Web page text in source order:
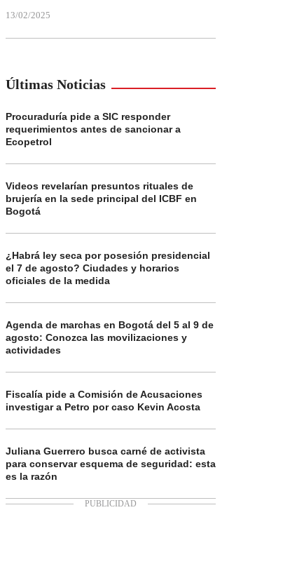
13/02/2025
Últimas Noticias
Procuraduría pide a SIC responder
requerimientos antes de sancionar a
Ecopetrol
Videos revelarían presuntos rituales de
brujería en la sede principal del ICBF en
Bogotá
¿Habrá ley seca por posesión presidencial
el 7 de agosto? Ciudades y horarios
oficiales de la medida
Agenda de marchas en Bogotá del 5 al 9 de
agosto: Conozca las movilizaciones y
actividades
Fiscalía pide a Comisión de Acusaciones
investigar a Petro por caso Kevin Acosta
Juliana Guerrero busca carné de activista
para conservar esquema de seguridad: esta
es la razón